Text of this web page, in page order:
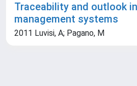
Traceability and outlook
management systems
2011 Luvisi, A; Pagano, M